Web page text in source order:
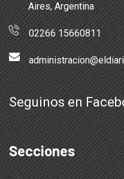
Aires, Argentina
02266 15660811
Seguinos en
Secciones